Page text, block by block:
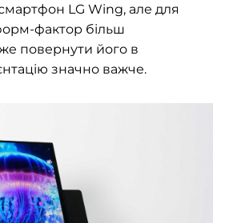
LG Wing, але для
фактор більш
повернути його в
значно важче.